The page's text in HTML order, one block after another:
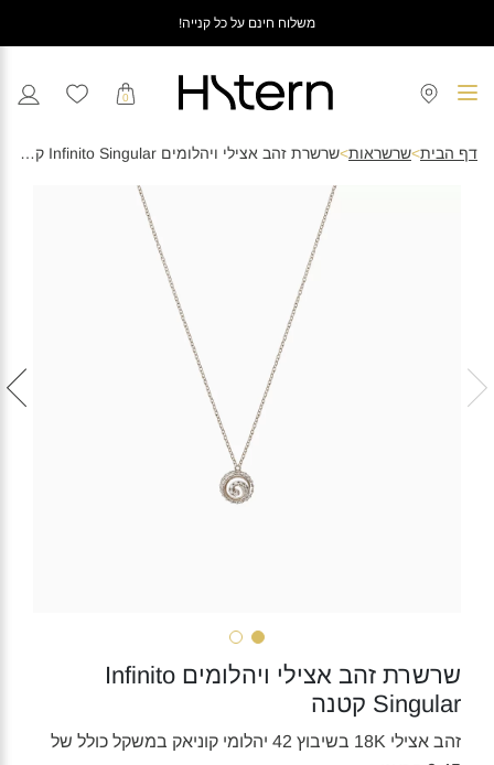
משלוח חינם על כל קנייה!
0
דף הבית>שרשראות> שרשרת זהב אצילי ויהלומים Infinito Singular קטנה
שרשרת זהב אצילי ויהלומים Infinito
Singular קטנה
זהב אצילי 18K בשיבוץ 42 יהלומי קוניאק במשקל כולל של